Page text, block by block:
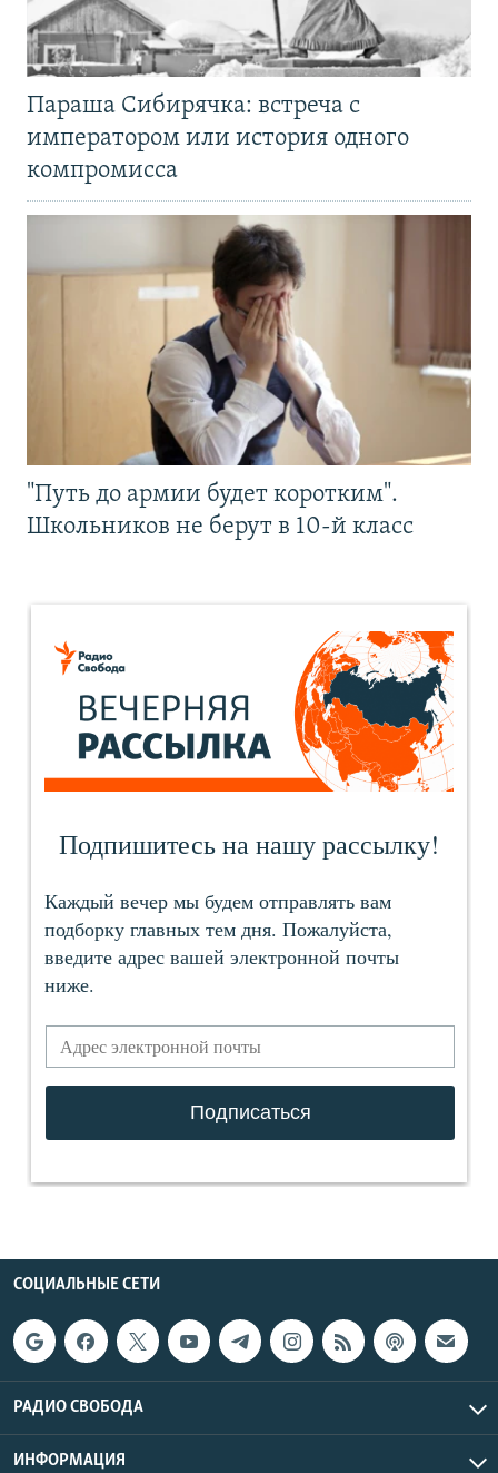
Параша Сибирячка: встреча с
императором или история одного
компромисса
"Путь до армии будет коротким".
Школьников не берут в 10-й класс
СОЦИАЛЬНЫЕ СЕТИ
РАДИО СВОБОДА
ИНФОРМАЦИЯ